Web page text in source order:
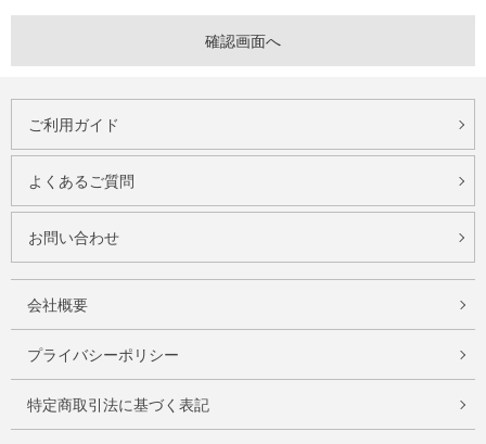
ご利用ガイド
よくあるご質問
お問い合わせ
会社概要
プライバシーポリシー
特定商取引法に基づく表記